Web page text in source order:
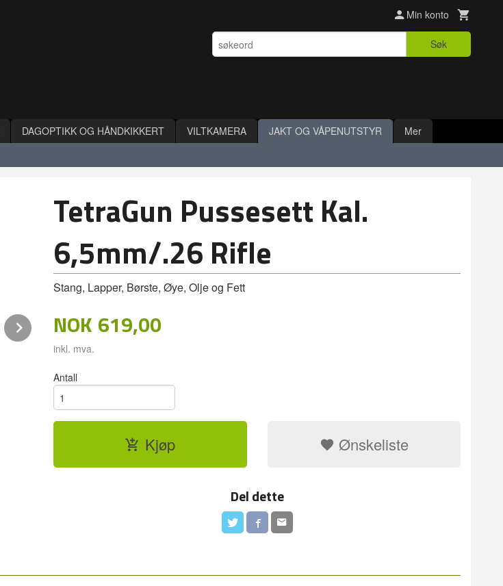
Min konto
Søk
DAGOPTIKK OG HÅNDKIKKERT VILTKAMERA JAKT OG VÅPENUTSTYR Mer
Next
TetraGun Pussesett Kal.
6,5mm/.26 Rifle
Stang, Lapper, Børste, Øye, Olje og Fett
NOK 619,00
inkl. mva.
Antall
Kjøp Ønskeliste
Del dette